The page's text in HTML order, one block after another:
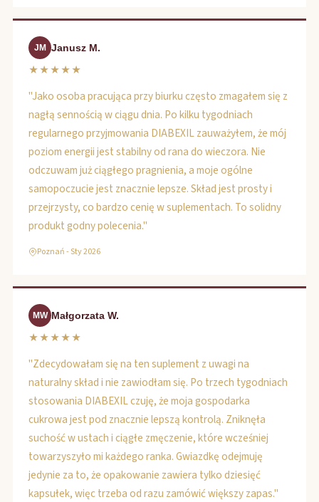
JM Janusz M.
★★★★★
"Jako osoba pracująca przy biurku często zmagałem się z
nagłą sennością w ciągu dnia. Po kilku tygodniach
regularnego przyjmowania DIABEXIL zauważyłem, że mój
poziom energii jest stabilny od rana do wieczora. Nie
odczuwam już ciągłego pragnienia, a moje ogólne
samopoczucie jest znacznie lepsze. Skład jest prosty i
przejrzysty, co bardzo cenię w suplementach. To solidny
produkt godny polecenia."
Poznań - Sty 2026
MW Małgorzata W.
★★★★★
"Zdecydowałam się na ten suplement z uwagi na
naturalny skład i nie zawiodłam się. Po trzech tygodniach
stosowania DIABEXIL czuję, że moja gospodarka
cukrowa jest pod znacznie lepszą kontrolą. Zniknęła
suchość w ustach i ciągłe zmęczenie, które wcześniej
towarzyszyło mi każdego ranka. Gwiazdkę odejmuję
jedynie za to, że opakowanie zawiera tylko dziesięć
kapsułek, więc trzeba od razu zamówić większy zapas."